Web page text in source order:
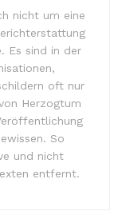
nicht um eine
Es sind in der
oft nur
Herzogtum
So
und nicht
entfernt.